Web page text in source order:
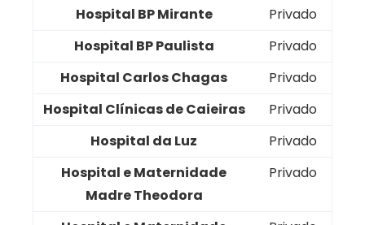
Hospital BP Mirante
Privado
Hospital BP Paulista
Privado
Hospital Carlos Chagas
Privado
Hospital Clínicas de Caieiras
Privado
Hospital da Luz
Privado
Hospital e Maternidade
Madre Theodora
Privado